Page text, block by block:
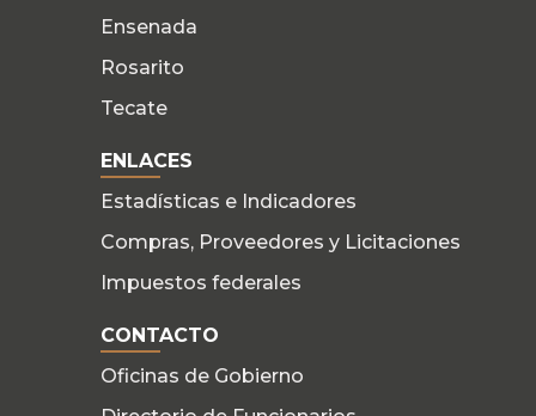
Ensenada
Rosarito
Tecate
ENLACES
Estadísticas e Indicadores
Compras, Proveedores y Licitaciones
Impuestos federales
CONTACTO
Oficinas de Gobierno